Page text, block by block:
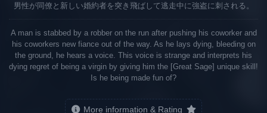
男性が同僚と新しい婚約者を突き飛ばして逃走中に強盗に刺される。
A man is stabbed by a robber on the run after pushing his coworker and
his coworkers new fiance out of the way. As he lays dying, bleeding on
the ground, he hears a voice. This voice is strange and interprets his
dying regret of being a virgin by giving him the [Great Sage] unique skill!
Is he being made fun of?
More information & Rating